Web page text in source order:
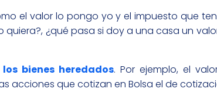
el valor lo pongo yo y el impuesto que
¿qué pasa si doy a una casa un
bienes heredados. Por ejemplo, el
acciones que cotizan en Bolsa el de